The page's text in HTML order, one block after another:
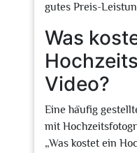
gutes Preis-
Was
Video?
Eine häufig
mit
„Was kostet ein